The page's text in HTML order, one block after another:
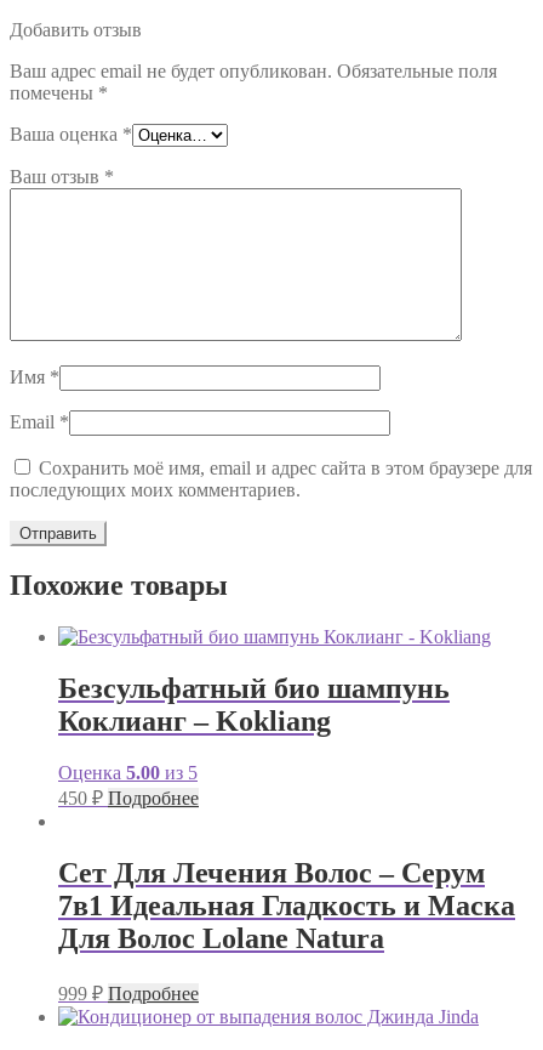
Добавить отзыв
Ваш адрес email не будет опубликован. Обязательные поля
помечены *
Ваша оценка *
Ваш отзыв *
Имя *
Email *
Сохранить моё имя, email и адрес сайта в этом браузере для
последующих моих комментариев.
Похожие товары
Безсульфатный био шампунь
Коклианг – Kokliang
Оценка 5.00 из 5
450 ₽ Подробнее
Сет Для Лечения Волос – Серум
7в1 Идеальная Гладкость и Маска
Для Волос Lolane Natura
999 ₽ Подробнее